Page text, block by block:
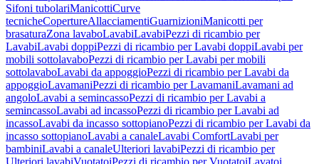
Sifoni tubolariManicottiCurve
tecnicheCopertureAllacciamentiGuarnizioniManicotti per
brasaturaZona lavaboLavabiLavabiPezzi di ricambio per
LavabiLavabi doppiPezzi di ricambio per Lavabi doppiLavabi per
mobili sottolavaboPezzi di ricambio per Lavabi per mobili
sottolavaboLavabi da appoggioPezzi di ricambio per Lavabi da
appoggioLavamaniPezzi di ricambio per LavamaniLavamani ad
angoloLavabi a semincassoPezzi di ricambio per Lavabi a
semincassoLavabi ad incassoPezzi di ricambio per Lavabi ad
incassoLavabi da incasso sottopianoPezzi di ricambio per Lavabi da
incasso sottopianoLavabi a canaleLavabi ComfortLavabi per
bambiniLavabi a canaleUlteriori lavabiPezzi di ricambio per
Ulteriori lavabiVuotatoiPezzi di ricambio per VuotatoiLavatoi